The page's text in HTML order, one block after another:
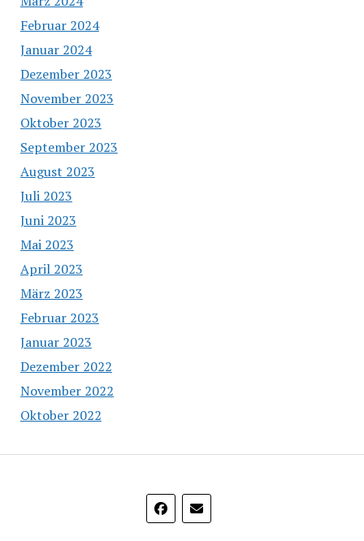
Februar 2024
Januar 2024
Dezember 2023
November 2023
Oktober 2023
September 2023
August 2023
Juli 2023
Juni 2023
Mai 2023
April 2023
März 2023
Februar 2023
Januar 2023
Dezember 2022
November 2022
Oktober 2022